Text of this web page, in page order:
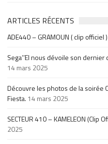
ARTICLES RÉCENTS
ADE440 – GRAMOUN ( clip officiel )
Sega’’El nous dévoile son
14 mars 2025
Découvre les photos de la soirée
Fiesta. 14 mars 2025
SECTEUR 410 – KAMELEON (Clip
2025